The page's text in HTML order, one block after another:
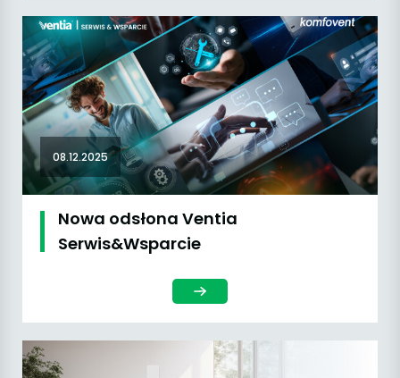
08.12.2025
Nowa odsłona Ventia
Serwis&Wsparcie